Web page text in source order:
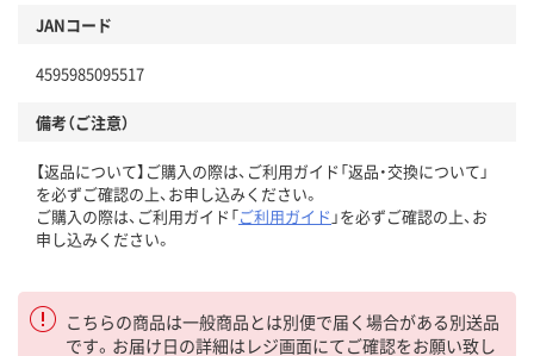
JANコード
4595985095517
備考（ご注意）
【返品について】ご購入の際は、ご利用ガイド「返品・交換について」
を必ずご確認の上、お申し込みください。
ご購入の際は、ご利用ガイド「ご利用ガイド 」を必ずご確認の上、お
申し込みください。
こちらの商品は一般商品とは別便で届く場合がある別送品
です。お届け日の詳細はレジ画面にてご確認をお願い致し